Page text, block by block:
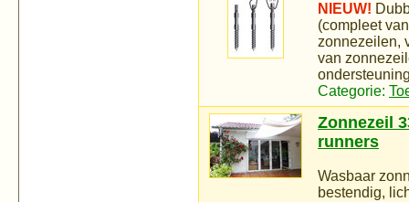
NIEUW!
(compleet
zonnezeilen,
van
Categorie:
Zonnezeil
runners
Wasbaar
bestendig,